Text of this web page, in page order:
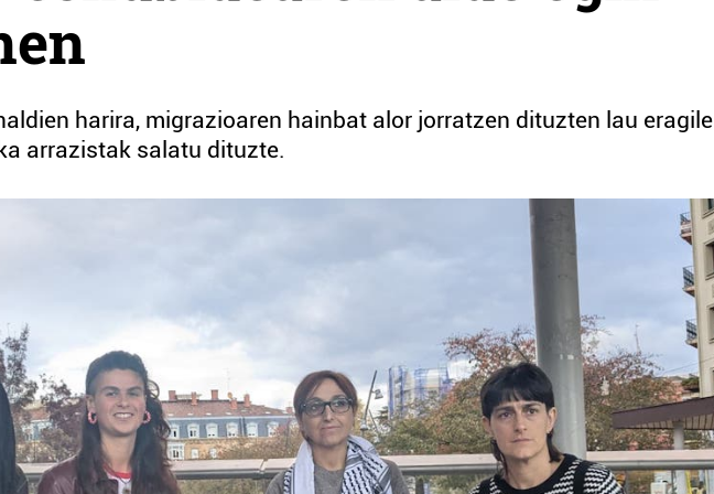
harira, migrazioaren hainbat alor jorratzen dituzten lau eragile
arrazistak salatu dituzte.